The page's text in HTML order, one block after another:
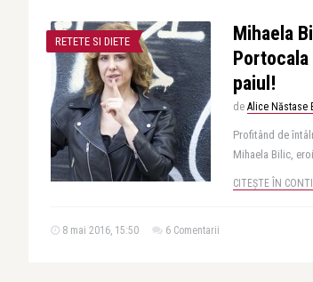
RETETE SI DIETE
Mihaela
paiul!
de Alice Năstase
Profitând de
Mihaela Bilic,
CITEȘTE ÎN
8 mai 2016, 15:50 6 Comentarii